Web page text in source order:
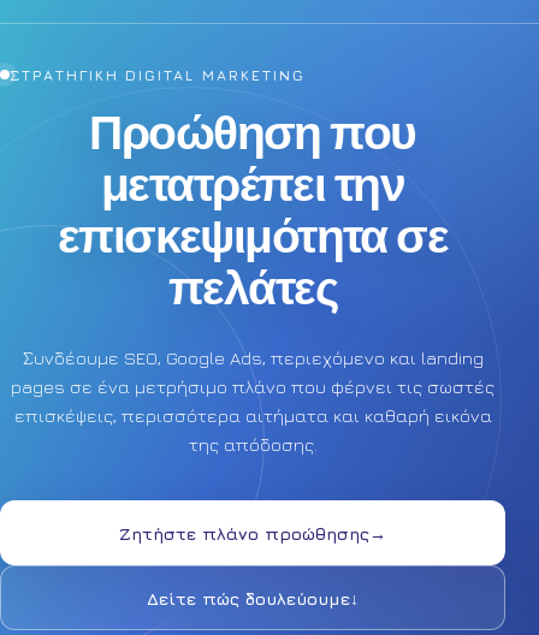
ΣΤΡΑΤΗΓΙΚΗ DIGITAL MARKETING
Προώθηση που
μετατρέπει την
επισκεψιμότητα σε
πελάτες
Συνδέουμε SEO, Google Ads, περιεχόμενο και landing
pages σε ένα μετρήσιμο πλάνο που φέρνει τις σωστές
επισκέψεις, περισσότερα αιτήματα και καθαρή εικόνα
της απόδοσης.
Ζητήστε πλάνο προώθησης→
Δείτε πώς δουλεύουμε↓